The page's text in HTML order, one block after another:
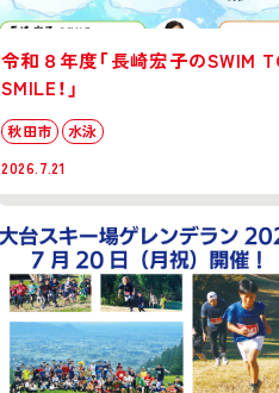
令和８年度「長崎宏子のSWIM
SMILE！」
秋田市
水泳
2026.7.21